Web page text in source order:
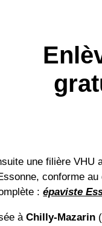
une filière VHU
conforme au
:épaviste
àChilly-Mazarin